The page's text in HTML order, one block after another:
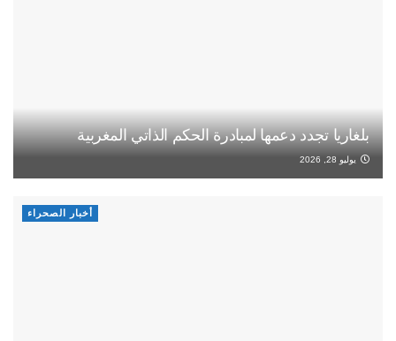
بلغاريا تجدد دعمها لمبادرة الحكم الذاتي المغربية
يوليو 28, 2026
أخبار الصحراء